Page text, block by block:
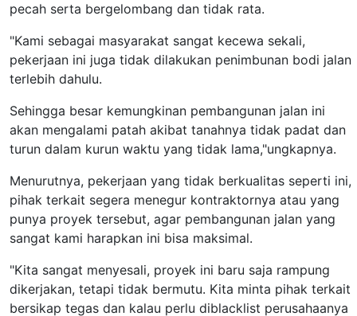
pecah serta bergelombang dan tidak rata.
"Kami sebagai masyarakat sangat kecewa sekali,
pekerjaan ini juga tidak dilakukan penimbunan bodi jalan
terlebih dahulu.
Sehingga besar kemungkinan pembangunan jalan ini
akan mengalami patah akibat tanahnya tidak padat dan
turun dalam kurun waktu yang tidak lama,"ungkapnya.
Menurutnya, pekerjaan yang tidak berkualitas seperti ini,
pihak terkait segera menegur kontraktornya atau yang
punya proyek tersebut, agar pembangunan jalan yang
sangat kami harapkan ini bisa maksimal.
"Kita sangat menyesali, proyek ini baru saja rampung
dikerjakan, tetapi tidak bermutu. Kita minta pihak terkait
bersikap tegas dan kalau perlu diblacklist perusahaanya